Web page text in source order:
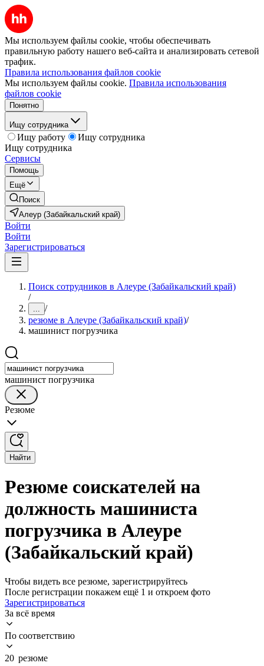
Мы используем файлы cookie, чтобы обеспечивать
правильную работу нашего веб-сайта и анализировать сетевой
трафик.
Правила использования файлов cookie
Мы используем файлы cookie. Правила использования
файлов cookie
Понятно
Ищу сотрудника
Ищу работу
Ищу сотрудника
Ищу сотрудника
Сервисы
Помощь
Ещё
Поиск
Алеур (Забайкальский край)
Войти
Войти
Зарегистрироваться
Поиск сотрудников в Алеуре (Забайкальский край)
/
... /
резюме в Алеуре (Забайкальский край)/
машинист погрузчика
машинист погрузчика
Резюме
Найти
Резюме соискателей на
должность машиниста
погрузчика в Алеуре
(Забайкальский край)
Чтобы видеть все резюме, зарегистрируйтесь
После регистрации покажем ещё 1 и откроем фото
Зарегистрироваться
За всё время
По соответствию
20 резюме